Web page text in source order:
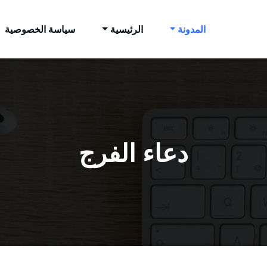
المدونة الرئيسية سياسة الخصوصية
دعاء الفرج